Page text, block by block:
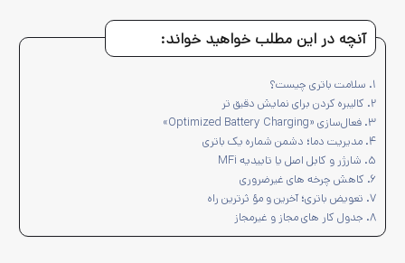
آنچه در این مطلب خواهید خواند:
۱. سلامت باتری چیست؟
۲. کالیبره‌ کردن برای نمایش دقیق‌ تر
۳. فعال‌سازی «Optimized Battery Charging»
۴. مدیریت دما؛ دشمن شماره یک باتری
۵. شارژر و کابل اصل یا تاییدیه MFi
۶. کاهش چرخه‌ های غیرضروری
۷. تعویض باتری؛ آخرین و مؤ ثرترین راه
۸. جدول کار های مجاز و غیرمجاز